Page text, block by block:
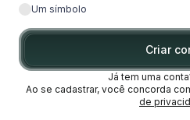
Um símbolo
Criar
Já tem uma
Ao se cadastrar, você concorda
de